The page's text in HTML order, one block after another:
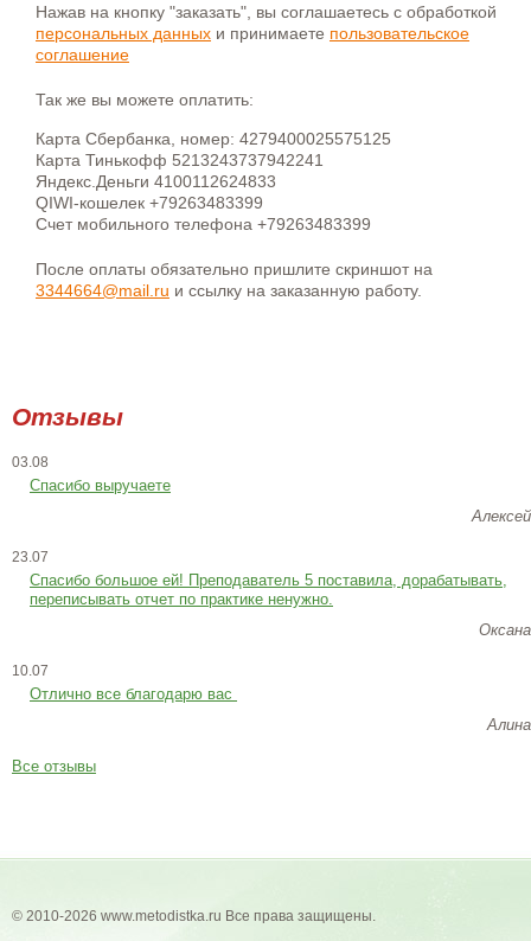
Нажав на кнопку "заказать", вы соглашаетесь с обработкой
персональных данных и принимаете пользовательское
соглашение
Так же вы можете оплатить:
Карта Сбербанка, номер: 4279400025575125
Карта Тинькофф 5213243737942241
Яндекс.Деньги 4100112624833
QIWI-кошелек +79263483399
Счет мобильного телефона +79263483399
После оплаты обязательно пришлите скриншот на
3344664@mail.ru и ссылку на заказанную работу.
Отзывы
03.08
Спасибо выручаете
Алексей
23.07
Cпасибо большое ей! Преподаватель 5 поставила, дорабатывать,
переписывать отчет по практике ненужно.
Оксана
10.07
Отлично все благодарю вас
Алина
Все отзывы
© 2010-2026 www.metodistka.ru Все права защищены.